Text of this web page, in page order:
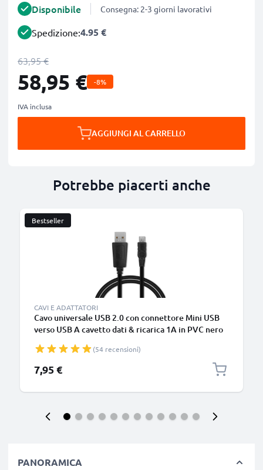
Disponibile Consegna: 2-3 giorni lavorativi
Spedizione:4.95 €
63,95 €
58,95 € -8%
IVA inclusa
AGGIUNGI AL CARRELLO
Potrebbe piacerti anche
Bestseller
CAVI E ADATTATORI
Cavo universale USB 2.0 con connettore Mini USB
verso USB A cavetto dati & ricarica 1A in PVC nero
(54 recensioni)
7,95 €
PANORAMICA